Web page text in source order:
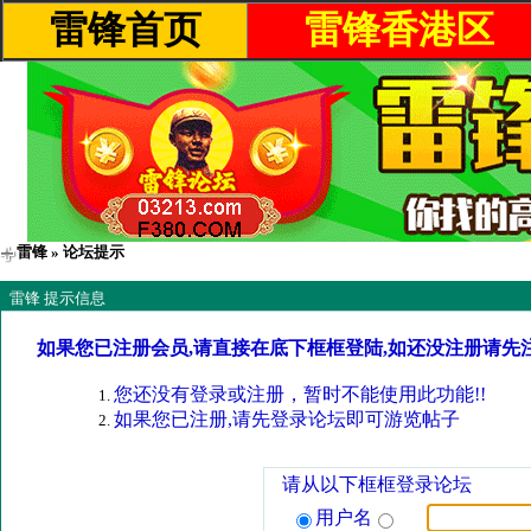
雷锋首页 雷锋香港区
雷锋 » 论坛提示
雷锋 提示信息
如果您已注册会员,请直接在底下框框登陆,如还没注册请先
您还没有登录或注册，暂时不能使用此功能!!
如果您已注册,请先登录论坛即可游览帖子
请从以下框框登录论坛
用户名